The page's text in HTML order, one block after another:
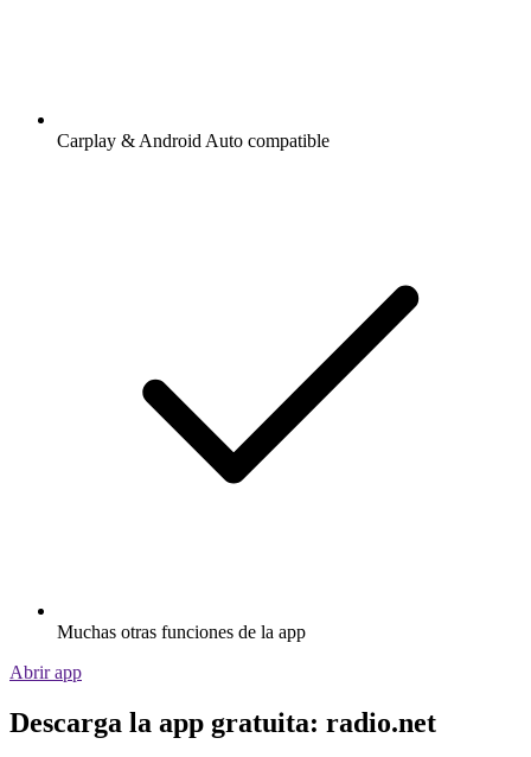
Carplay & Android Auto compatible
Muchas otras funciones de la app
Abrir app
Descarga la app gratuita: radio.net